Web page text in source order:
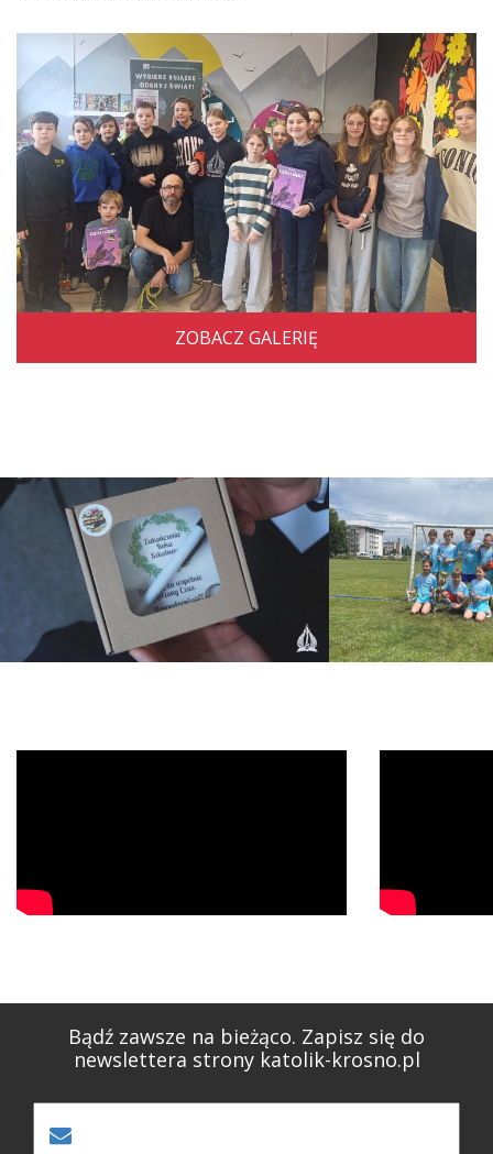
ZOBACZ GALERIĘ
Bądź zawsze na bieżąco. Zapisz się do
newslettera strony katolik-krosno.pl